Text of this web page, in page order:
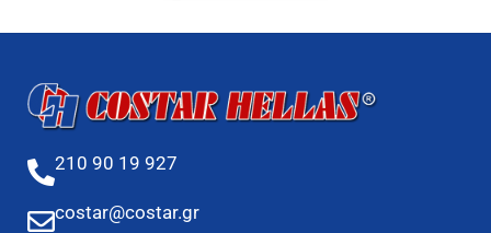
210 90 19 927
costar@costar.gr